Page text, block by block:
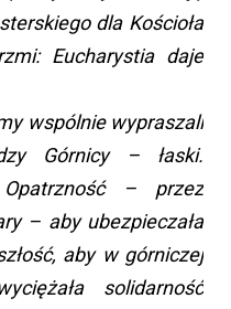
dla Kościoła
Eucharystia daje
wspólnie wypraszali
Górnicy – łaski.
– przez
– aby ubezpieczała
aby w górniczej
solidarność